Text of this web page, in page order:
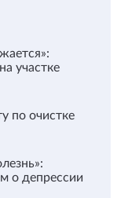
участке
по очистке
о депрессии